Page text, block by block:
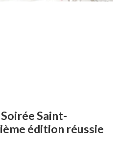
Saint-
édition réussie